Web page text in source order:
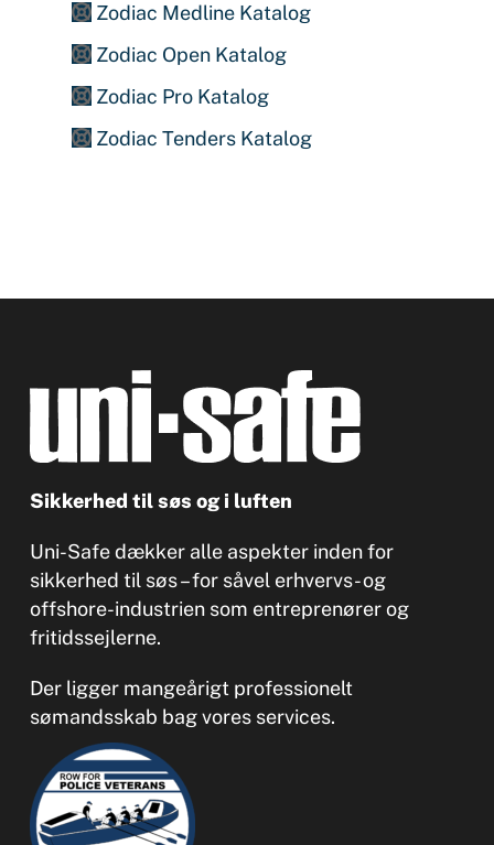
Zodiac Medline Katalog
Zodiac Open Katalog
Zodiac Pro Katalog
Zodiac Tenders Katalog
Sikkerhed til søs og i luften
Uni-Safe dækker alle aspekter inden for
sikkerhed til søs – for såvel erhvervs- og
offshore-industrien som entreprenører og
fritidssejlerne.
Der ligger mangeårigt professionelt
sømandsskab bag vores services.